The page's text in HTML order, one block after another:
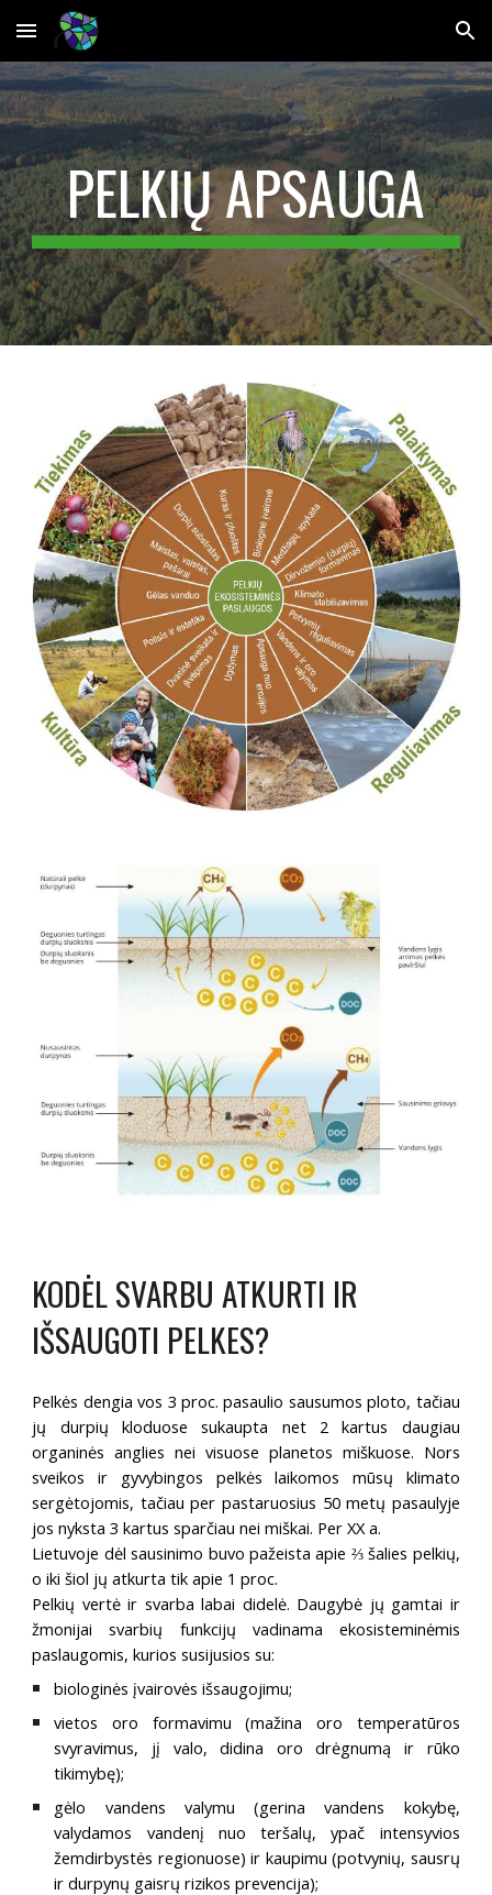
Skip to main content Skip to navigation
PELKIŲ APSAUGA
KODĖL SVARBU ATKURTI IR
IŠSAUGOTI PELKES?
Pelkės dengia vos 3 proc. pasaulio sausumos ploto, tačiau
jų durpių kloduose sukaupta net 2 kartus daugiau
organinės anglies nei visuose planetos miškuose. Nors
sveikos ir gyvybingos pelkės laikomos mūsų klimato
sergėtojomis, tačiau per pastaruosius 50 metų pasaulyje
jos nyksta 3 kartus sparčiau nei miškai. Per XX a.
Lietuvoje dėl sausinimo buvo pažeista apie ⅔ šalies pelkių,
o iki šiol jų atkurta tik apie 1 proc.
Pelkių vertė ir svarba labai didelė. Daugybė jų gamtai ir
žmonijai svarbių funkcijų vadinama ekosisteminėmis
paslaugomis, kurios susijusios su:
biologinės įvairovės išsaugojimu;
vietos oro formavimu (mažina oro temperatūros
svyravimus, jį valo, didina oro drėgnumą ir rūko
tikimybę);
gėlo vandens valymu (gerina vandens kokybę,
valydamos vandenį nuo teršalų, ypač intensyvios
žemdirbystės regionuose) ir kaupimu (potvynių, sausrų
ir durpynų gaisrų rizikos prevencija);